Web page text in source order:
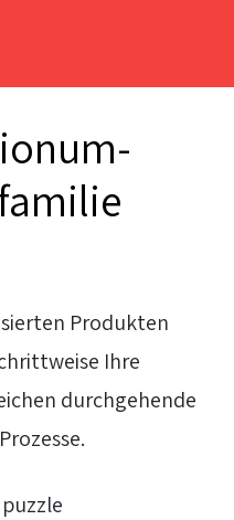
Produkten
Ihre
durchgehende